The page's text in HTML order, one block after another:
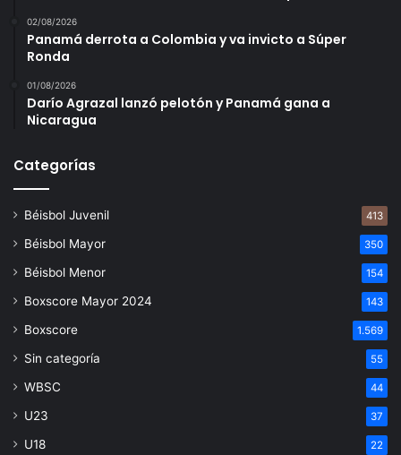
02/08/2026
Panamá derrota a Colombia y va invicto a Súper
Ronda
01/08/2026
Darío Agrazal lanzó pelotón y Panamá gana a
Nicaragua
Categorías
Béisbol Juvenil 413
Béisbol Mayor 350
Béisbol Menor 154
Boxscore Mayor 2024 143
Boxscore 1.569
Sin categoría 55
WBSC 44
U23 37
U18 22